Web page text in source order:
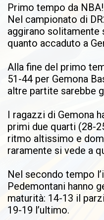
Primo tempo da NBA!
Nel campionato di
aggirano solitamente
quanto accaduto a
Alla fine del primo
51-44 per Gemona
altre partite sarebbe
I ragazzi di Gemona
primi due quarti (28-
ritmo altissimo e
raramente si vede a
Nel secondo tempo
Pedemontani hanno
maturità: 14-13 il
19-19 l’ultimo.